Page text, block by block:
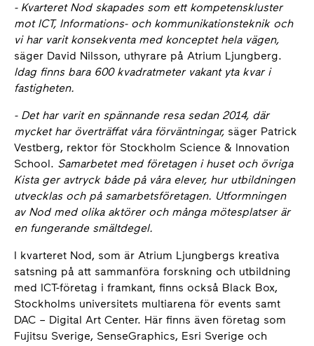
- Kvarteret Nod skapades som ett kompetenskluster
mot ICT, Informations- och kommunikationsteknik och
vi har varit konsekventa med konceptet hela vägen,
säger David Nilsson, uthyrare på Atrium Ljungberg.
Idag finns bara 600 kvadratmeter vakant yta kvar i
fastigheten.
- Det har varit en spännande resa sedan 2014, där
mycket har överträffat våra förväntningar, säger Patrick
Vestberg, rektor för Stockholm Science & Innovation
School. Samarbetet med företagen i huset och övriga
Kista ger avtryck både på våra elever, hur utbildningen
utvecklas och på samarbetsföretagen. Utformningen
av Nod med olika aktörer och många mötesplatser är
en fungerande smältdegel.
I kvarteret Nod, som är Atrium Ljungbergs kreativa
satsning på att sammanföra forskning och utbildning
med ICT-företag i framkant, finns också Black Box,
Stockholms universitets multiarena för events samt
DAC – Digital Art Center. Här finns även företag som
Fujitsu Sverige, SenseGraphics, Esri Sverige och